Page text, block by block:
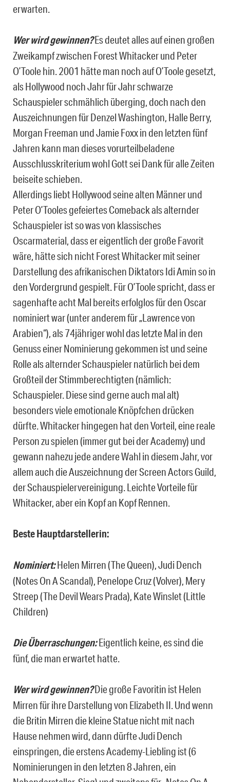
erwarten.
Wer wird gewinnen?Es deutet alles auf einen großen
Zweikampf zwischen Forest Whitacker und Peter
O’Toole hin. 2001 hätte man noch auf O’Toole gesetzt,
als Hollywood noch Jahr für Jahr schwarze
Schauspieler schmählich überging, doch nach den
Auszeichnungen für Denzel Washington, Halle Berry,
Morgan Freeman und Jamie Foxx in den letzten fünf
Jahren kann man dieses vorurteilbeladene
Ausschlusskriterium wohl Gott sei Dank für alle Zeiten
beiseite schieben.
Allerdings liebt Hollywood seine alten Männer und
Peter O’Tooles gefeiertes Comeback als alternder
Schauspieler ist so was von klassisches
Oscarmaterial, dass er eigentlich der große Favorit
wäre, hätte sich nicht Forest Whitacker mit seiner
Darstellung des afrikanischen Diktators Idi Amin so in
den Vordergrund gespielt. Für O’Toole spricht, dass er
sagenhafte acht Mal bereits erfolglos für den Oscar
nominiert war (unter anderem für „Lawrence von
Arabien“), als 74jähriger wohl das letzte Mal in den
Genuss einer Nominierung gekommen ist und seine
Rolle als alternder Schauspieler natürlich bei dem
Großteil der Stimmberechtigten (nämlich:
Schauspieler. Diese sind gerne auch mal alt)
besonders viele emotionale Knöpfchen drücken
dürfte. Whitacker hingegen hat den Vorteil, eine reale
Person zu spielen (immer gut bei der Academy) und
gewann nahezu jede andere Wahl in diesem Jahr, vor
allem auch die Auszeichnung der Screen Actors Guild,
der Schauspielervereinigung. Leichte Vorteile für
Whitacker, aber ein Kopf an Kopf Rennen.
Beste Hauptdarstellerin:
Nominiert:Helen Mirren (The Queen), Judi Dench
(Notes On A Scandal), Penelope Cruz (Volver), Mery
Streep (The Devil Wears Prada), Kate Winslet (Little
Children)
Die Überraschungen:Eigentlich keine, es sind die
fünf, die man erwartet hatte.
Wer wird gewinnen?Die große Favoritin ist Helen
Mirren für ihre Darstellung von Elizabeth II. Und wenn
die Britin Mirren die kleine Statue nicht mit nach
Hause nehmen wird, dann dürfte Judi Dench
einspringen, die erstens Academy-Liebling ist (6
Nominierungen in den letzten 8 Jahren, ein